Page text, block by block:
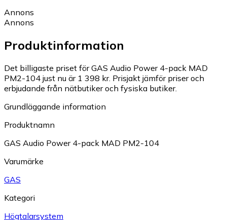
Annons
Annons
Produktinformation
Det billigaste priset för GAS Audio Power 4-pack MAD
PM2-104 just nu är 1 398 kr. Prisjakt jämför priser och
erbjudande från nätbutiker och fysiska butiker.
Grundläggande information
Produktnamn
GAS Audio Power 4-pack MAD PM2-104
Varumärke
GAS
Kategori
Högtalarsystem